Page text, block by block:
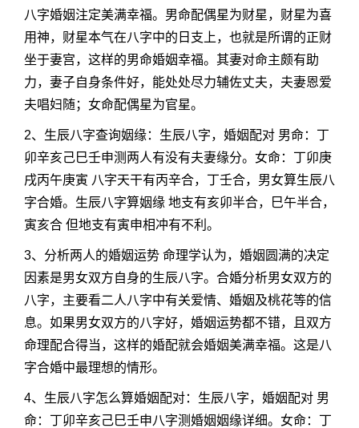
八字婚姻注定美满幸福。男命配偶星为财星，财星为喜
用神，财星本气在八字中的日支上，也就是所谓的正财
坐于妻宫，这样的男命婚姻幸福。其妻对命主颇有助
力，妻子自身条件好，能处处尽力辅佐丈夫，夫妻恩爱
夫唱妇随；女命配偶星为官星。
2、生辰八字查询姻缘：生辰八字，婚姻配对 男命：丁
卯辛亥己巳壬申测两人有没有夫妻缘分。女命：丁卯庚
戌丙午庚寅 八字天干有丙辛合，丁壬合，男女算生辰八
字合婚。生辰八字算姻缘 地支有亥卯半合，巳午半合，
寅亥合 但地支有寅申相冲有不利。
3、分析两人的婚姻运势 命理学认为，婚姻圆满的决定
因素是男女双方自身的生辰八字。合婚分析男女双方的
八字，主要看二人八字中有关爱情、婚姻及桃花等的信
息。如果男女双方的八字好，婚姻运势都不错，且双方
命理配合得当，这样的婚配就会婚姻美满幸福。这是八
字合婚中最理想的情形。
4、生辰八字怎么算婚姻配对：生辰八字，婚姻配对 男
命：丁卯辛亥己巳壬申八字测婚姻姻缘详细。女命：丁